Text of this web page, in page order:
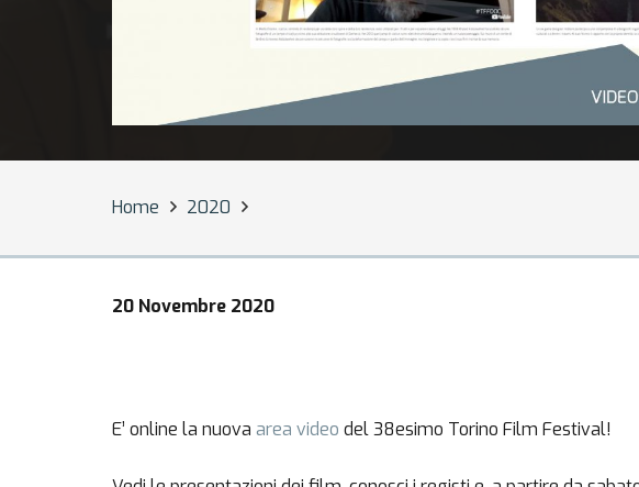
Home 2020
20 Novembre 2020
E’ online la nuova area video del 38esimo Torino Film Festival!